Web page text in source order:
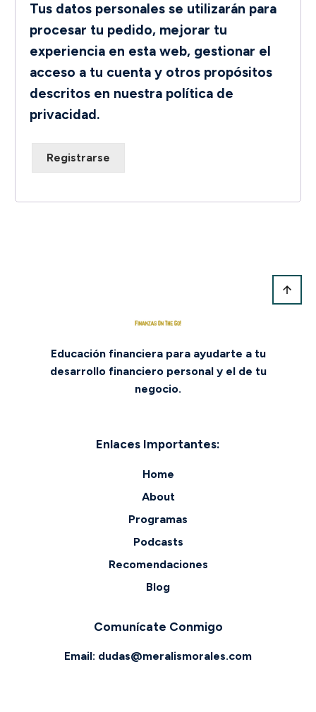
Tus datos personales se utilizarán para
procesar tu pedido, mejorar tu
experiencia en esta web, gestionar el
acceso a tu cuenta y otros propósitos
descritos en nuestra política de
privacidad.
Registrarse
Educación financiera para ayudarte a tu
desarrollo financiero personal y el de tu
negocio.
Enlaces Importantes:
Home
About
Programas
Podcasts
Recomendaciones
Blog
Comunícate Conmigo
Email: dudas@meralismorales.com